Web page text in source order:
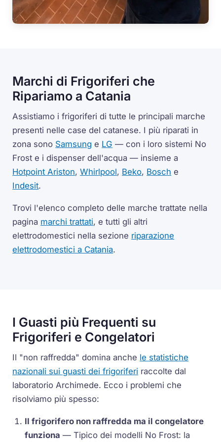
Marchi di Frigoriferi che
Ripariamo a Catania
Assistiamo i frigoriferi di tutte le principali marche
presenti nelle case del catanese. I più riparati in
zona sono Samsung e LG — con i loro sistemi No
Frost e i dispenser dell'acqua — insieme a
Hotpoint Ariston,Whirlpool, Beko, Bosch e
Indesit.
Trovi l'elenco completo delle marche trattate nella
pagina marchi trattati, e tutti gli altri
elettrodomestici nella sezione riparazione
elettrodomestici a Catania.
I Guasti più Frequenti su
Frigoriferi e Congelatori
Il "non raffredda" domina anche le statistiche
nazionali sui guasti dei frigoriferi raccolte dal
laboratorio Archimede. Ecco i problemi che
risolviamo più spesso:
Il frigorifero non raffredda ma il congelatore
funziona — Tipico dei modelli No Frost: la